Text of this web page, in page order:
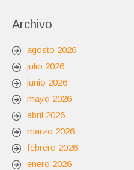
Archivo
agosto 2026
julio 2026
junio 2026
mayo 2026
abril 2026
marzo 2026
febrero 2026
enero 2026